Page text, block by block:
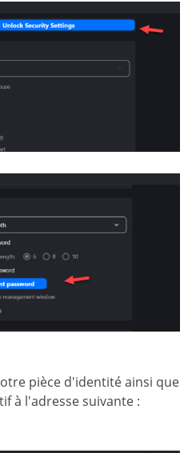
pièce d'identité ainsi que
à l'adresse suivante :